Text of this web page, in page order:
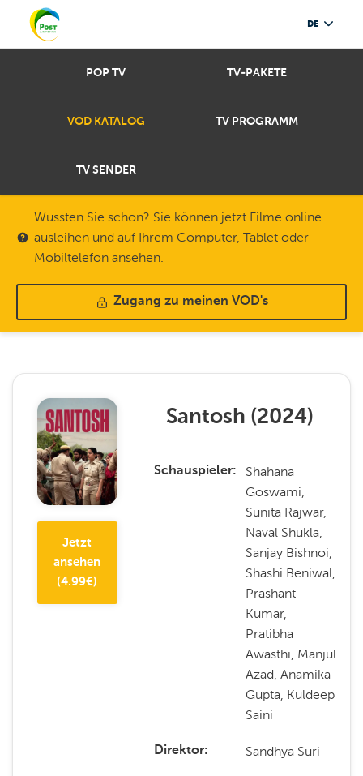
DE
POP TV TV-PAKETE
VOD KATALOG TV PROGRAMM
TV SENDER
Wussten Sie schon? Sie können jetzt Filme online
ausleihen und auf Ihrem Computer, Tablet oder
Mobiltelefon ansehen.
Zugang zu meinen VOD's
Jetzt
ansehen
(4.99€)
Santosh (2024)
Schauspieler
Shahana
Goswami,
Sunita Rajwar,
Naval Shukla,
Sanjay Bishnoi,
Shashi Beniwal,
Prashant
Kumar,
Pratibha
Awasthi, Manjul
Azad, Anamika
Gupta, Kuldeep
Saini
Direktor Sandhya Suri